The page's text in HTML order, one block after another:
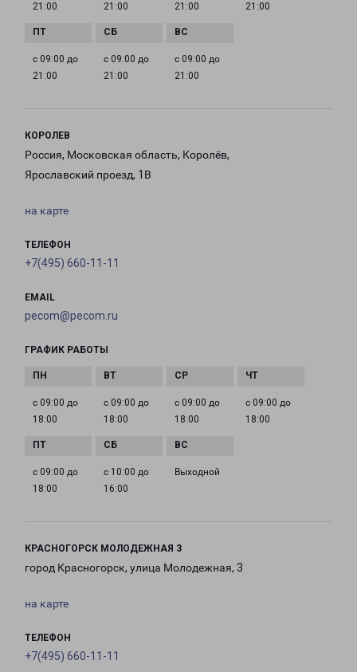
21:00
21:00
21:00
21:00
с 09:00 до
21:00
с 09:00 до
21:00
с 09:00 до
21:00
КОРОЛЕВ
Россия, Московская область, Королёв,
Ярославский проезд, 1В
на карте
ТЕЛЕФОН
+7(495) 660-11-11
EMAIL
pecom@pecom.ru
ГРАФИК РАБОТЫ
с 09:00 до
18:00
с 09:00 до
18:00
с 09:00 до
18:00
с 09:00 до
18:00
с 09:00 до
18:00
с 10:00 до
16:00
Выходной
КРАСНОГОРСК МОЛОДЕЖНАЯ 3
город Красногорск, улица Молодежная, 3
на карте
ТЕЛЕФОН
+7(495) 660-11-11